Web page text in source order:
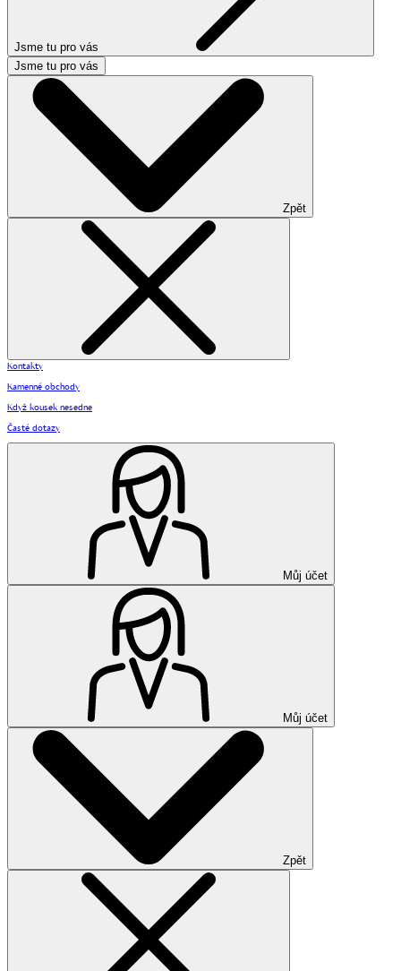
Jsme tu pro vás
Jsme tu pro vás
Zpět
Kontakty
Kamenné obchody
Když kousek nesedne
Časté dotazy
Můj účet
Můj účet
Zpět